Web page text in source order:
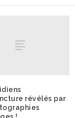
révélés par